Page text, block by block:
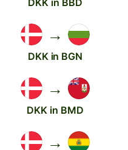
DKK in BBD
→
DKK in BGN
→
DKK in BMD
→